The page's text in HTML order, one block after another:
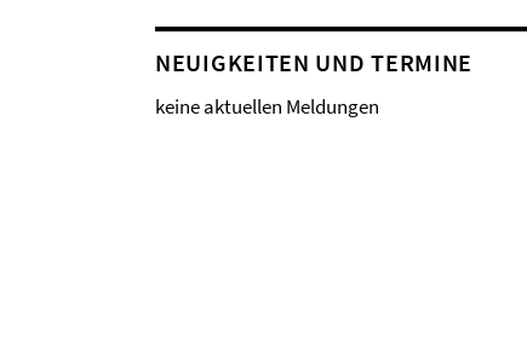
NEUIGKEITEN UND TERMINE
keine aktuellen Meldungen